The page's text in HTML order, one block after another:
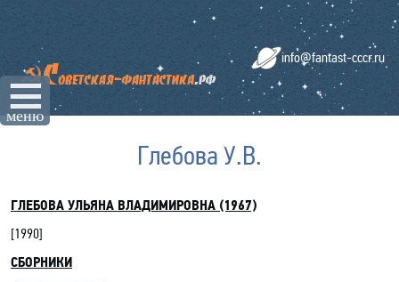
☰
меню
info@fantast-cccr.ru
Глебова У.В.
ГЛЕБОВА УЛЬЯНА ВЛАДИМИРОВНА (1967)
[1990]
СБОРНИКИ